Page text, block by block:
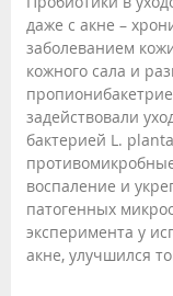
даже с акне –
заболеванием
кожного сала и
задействовали
бактерией L.
воспаление и
патогенных
эксперимента у
акне, улучшился